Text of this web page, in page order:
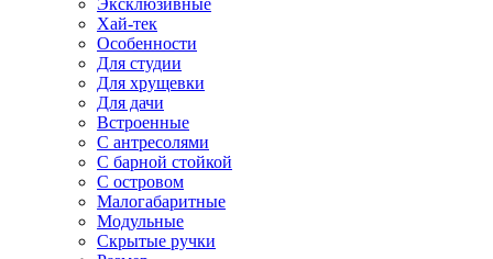
Эксклюзивные
Хай-тек
Особенности
Для студии
Для хрущевки
Для дачи
Встроенные
С антресолями
С барной стойкой
С островом
Малогабаритные
Модульные
Скрытые ручки